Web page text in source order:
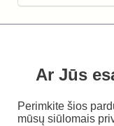
Ar Jūs
Perimkite šios
mūsų siūlomais